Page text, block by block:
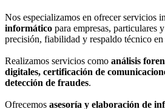
Nos especializamos en ofrecer servicios
informático para empresas, particulares
precisión, fiabilidad y respaldo técnico en
Realizamos servicios como análisis
digitales, certificación de
detección de fraudes.
Ofrecemos asesoría y elaboración de